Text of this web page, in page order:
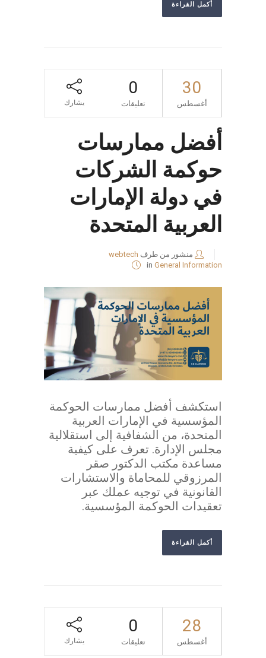
أكمل القراءة
30
أغسطس
0
تعليقات يشارك
أفضل ممارسات
حوكمة الشركات
في دولة الإمارات
العربية المتحدة
منشور من طرف webtech
in General Information
استكشف أفضل ممارسات الحوكمة
المؤسسية في الإمارات العربية
المتحدة، من الشفافية إلى استقلالية
مجلس الإدارة. تعرف على كيفية
مساعدة مكتب الدكتور صقر
المرزوقي للمحاماة والاستشارات
القانونية في توجيه عملك عبر
تعقيدات الحوكمة المؤسسية.
أكمل القراءة
28
أغسطس
0
تعليقات يشارك